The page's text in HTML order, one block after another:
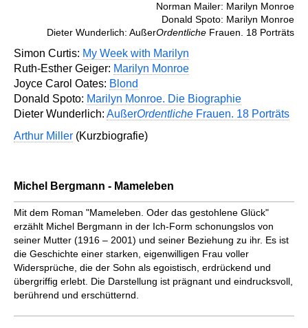
Norman Mailer: Marilyn Monroe
Donald Spoto: Marilyn Monroe
Dieter Wunderlich: AußerOrdentliche Frauen. 18 Porträts
Simon Curtis: My Week with Marilyn
Ruth-Esther Geiger: Marilyn Monroe
Joyce Carol Oates: Blond
Donald Spoto: Marilyn Monroe. Die Biographie
Dieter Wunderlich: AußerOrdentliche Frauen. 18 Porträts
Arthur Miller (Kurzbiografie)
Michel Bergmann - Mameleben
Mit dem Roman "Mameleben. Oder das gestohlene Glück"
erzählt Michel Bergmann in der Ich-Form schonungslos von
seiner Mutter (1916 – 2001) und seiner Beziehung zu ihr. Es ist
die Geschichte einer starken, eigenwilligen Frau voller
Widersprüche, die der Sohn als egoistisch, erdrückend und
übergriffig erlebt. Die Darstellung ist prägnant und eindrucksvoll,
berührend und erschütternd.